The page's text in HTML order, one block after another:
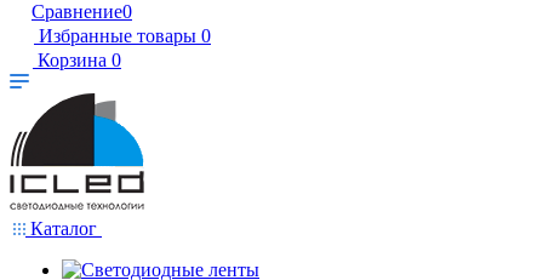
Сравнение0
Избранные товары 0
Корзина 0
Каталог